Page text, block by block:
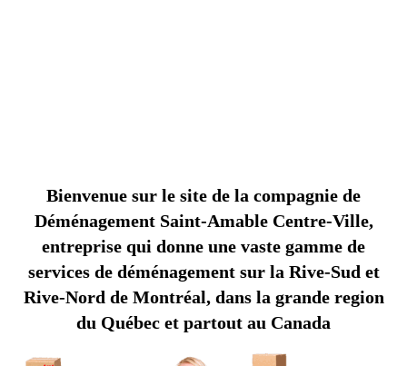
B
O
N
N
E
C
O
M
P
A
G
N
I
E
D
E
D
É
M
É
N
A
G
E
M
E
N
T
S
A
I
N
T
-
M
A
B
L
Bienvenue sur le site de la compagnie de
Déménagement Saint-Amable Centre-Ville,
entreprise qui donne une vaste gamme de
services de déménagement sur la Rive-Sud et
Rive-Nord de Montréal, dans la grande region
du Québec et partout au Canada